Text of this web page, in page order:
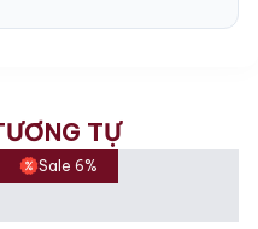
TỰ
Sale 6%